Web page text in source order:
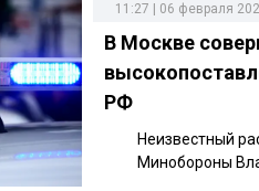
11:27 | 06 февраля
В Москве
РФ
Неизвестный
Минобороны